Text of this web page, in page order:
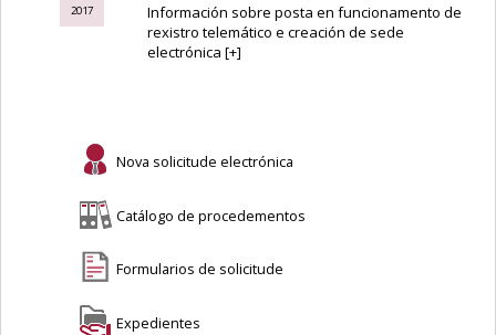
2017
Información sobre posta en funcionamento de
rexistro telemático e creación de sede
electrónica [+]
Nova solicitude electrónica
Catálogo de procedementos
Formularios de solicitude
Expedientes